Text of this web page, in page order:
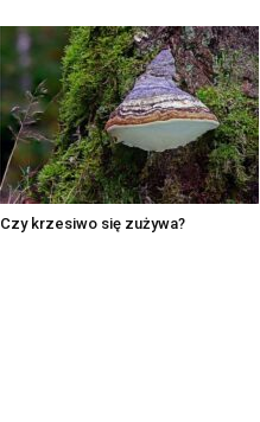
Czy krzesiwo się zużywa?